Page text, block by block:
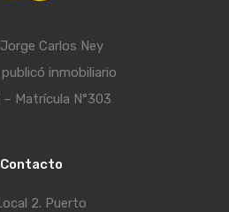
Carlos Ney
inmobiliario
– Matrícula N°303
Contacto
2. Puerto